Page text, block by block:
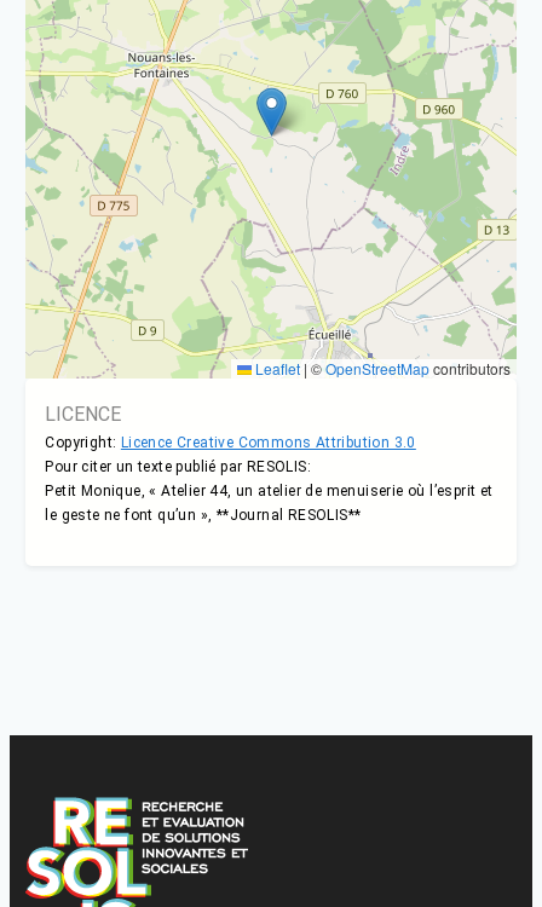
Leaflet | ©OpenStreetMapcontributors
LICENCE
Copyright: Licence Creative Commons Attribution 3.0
Pour citer un texte publié par RESOLIS:
Petit Monique, « Atelier 44, un atelier de menuiserie où l’esprit et
le geste ne font qu’un », **Journal RESOLIS**